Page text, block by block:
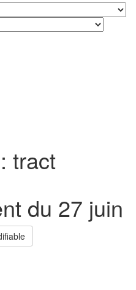
tract
du 27 juin